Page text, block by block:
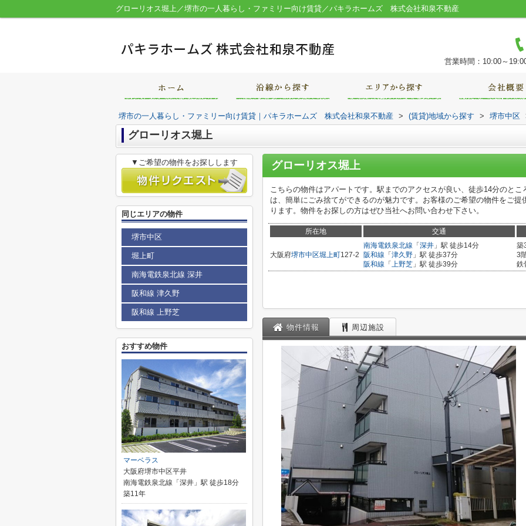
グローリオス堀上／堺市の一人暮らし・ファミリー向け賃貸／パキラホームズ 株式会社和泉不動産
営業時間：10:00～
堺市の一人暮らし・ファミリー向け賃貸｜パキラホームズ 株式会社和泉不動産 > (賃貸)地域から探す > 堺市中区
グローリオス堀上
グローリオス堀上
こちらの物件はアパートです。駅までのアクセスが良い、徒歩14分のと
は、簡単にごみ捨てができるのが魅力です。お客様のご希望の物件をご
ります。物件をお探しの方はぜひ当社へお問い合わせ下さい。
所在地 交通
大阪府堺市中区堀上町127-2
南海電鉄泉北線 「 深井 」駅 徒歩14分
阪和線 「 津久野 」駅 徒歩37分
阪和線 「 上野芝 」駅 徒歩39分
築
3
鉄
物件情報 周辺施設
▼ご希望の物件をお探しします
同じエリアの物件
堺市中区
堀上町
南海電鉄泉北線 深井
阪和線 津久野
阪和線 上野芝
おすすめ物件
マーベラス
大阪府堺市中区平井
南海電鉄泉北線「深井」駅 徒歩18分
築11年